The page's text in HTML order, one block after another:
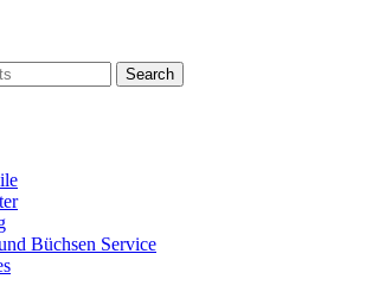
Büchsen Service